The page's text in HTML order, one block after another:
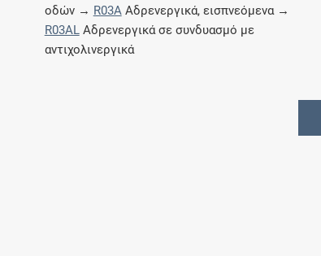
Μοιραζόμαστε μαζί σας γεγονότα της
πορείας του Galinos.gr από το 2011 μέχρι
σήμερα
οδών → R03AΑδρενεργικά, εισπνεόμενα →
R03ALΑδρενεργικά σε συνδυασμό με
αντιχολινεργικά